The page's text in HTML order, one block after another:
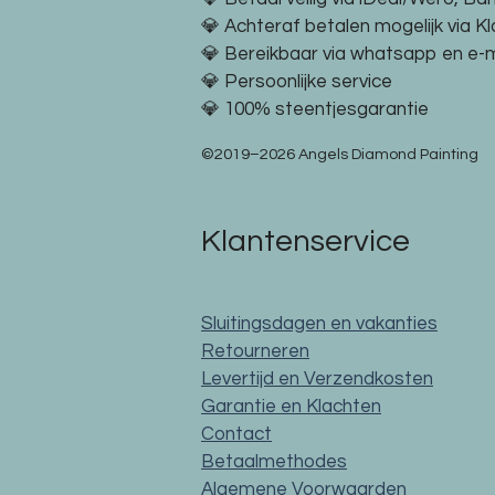
💎 Achteraf betalen mogelijk via
💎 Bereikbaar via whatsapp en e-
💎 Persoonlijke service
💎 100% steentjesgarantie
©2019–2026 Angels Diamond Painting
Klantenservice
Sluitingsdagen en vakanties
Retourneren
Levertijd en Verzendkosten
Garantie en Klachten
Contact
Betaalmethodes
Algemene Voorwaarden